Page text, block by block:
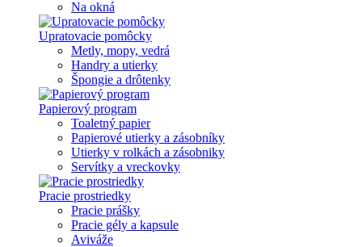
Na okná
Upratovacie pomôcky
Metly, mopy, vedrá
Handry a utierky
Špongie a drôtenky
Papierový program
Toaletný papier
Papierové utierky a zásobníky
Utierky v rolkách a zásobniky
Servítky a vreckovky
Pracie prostriedky
Pracie prášky
Pracie gély a kapsule
Aviváže